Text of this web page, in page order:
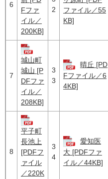
6
Fファ
イル／
200KB]
2
ファイル／55
KB]
7
城山町
城山 [P
DFファ
イル／
208KB]
3
3
晴丘 [PD
Fファイル／6
4KB]
8
平子町
長池上
[PDFフ
ァイル
／220K
3
4
愛知医
大 [PDFファ
イル／44KB]